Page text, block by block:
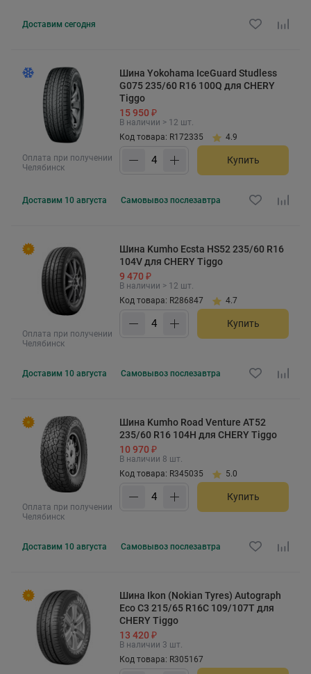
Доставим сегодня
Оплата при получении
Челябинск
Шина Yokohama IceGuard Studless
G075 235/60 R16 100Q для CHERY
Tiggo
15 950 ₽
В наличии > 12 шт.
Код товара: R172335
4.9
Купить
Доставим 10 августа Самовывоз послезавтра
Оплата при получении
Челябинск
Шина Kumho Ecsta HS52 235/60 R16
104V для CHERY Tiggo
9 470 ₽
В наличии > 12 шт.
Код товара: R286847
4.7
Купить
Доставим 10 августа Самовывоз послезавтра
Оплата при получении
Челябинск
Шина Kumho Road Venture AT52
235/60 R16 104H для CHERY Tiggo
10 970 ₽
В наличии 8 шт.
Код товара: R345035
5.0
Купить
Доставим 10 августа Самовывоз послезавтра
Шина Ikon (Nokian Tyres) Autograph
Eco C3 215/65 R16C 109/107T для
CHERY Tiggo
13 420 ₽
В наличии 3 шт.
Код товара: R305167